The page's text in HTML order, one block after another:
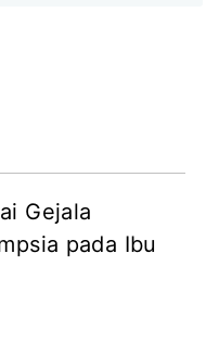
Gejala
pada Ibu